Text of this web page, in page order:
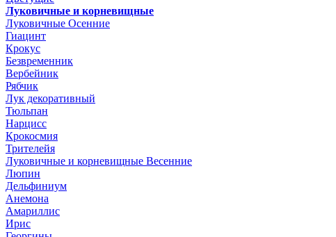
Луковичные и корневищные
Луковичные Осенние
Гиацинт
Крокус
Безвременник
Вербейник
Рябчик
Лук декоративный
Тюльпан
Нарцисс
Крокосмия
Трителейя
Луковичные и корневищные Весенние
Люпин
Дельфиниум
Анемона
Амариллис
Ирис